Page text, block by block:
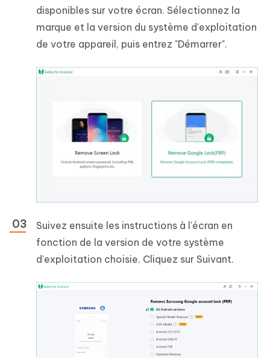
disponibles sur votre écran. Sélectionnez la
marque et la version du système d'exploitation
de votre appareil, puis entrez "Démarrer".
Suivez ensuite les instructions à l'écran en
fonction de la version de votre système
d'exploitation choisie. Cliquez sur Suivant.